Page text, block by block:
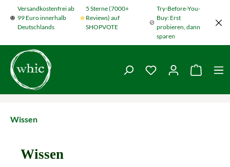
Zum Hauptinhalt springen
Versandkostenfrei ab
99 Euro innerhalb
Deutschlands
5 Sterne (7000+
Reviews) auf
SHOPVOTE
Try-Before-You-
Buy: Erst
probieren, dann
sparen
Du hast 0
Wissen
Wissen